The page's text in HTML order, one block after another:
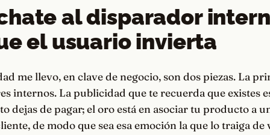
al disparador
el usuario invierta
me llevo, en clave de negocio, son dos piezas. La
internos. La publicidad que te recuerda que existes
dejas de pagar; el oro está en asociar tu producto a
de modo que sea esa emoción la que lo traiga de